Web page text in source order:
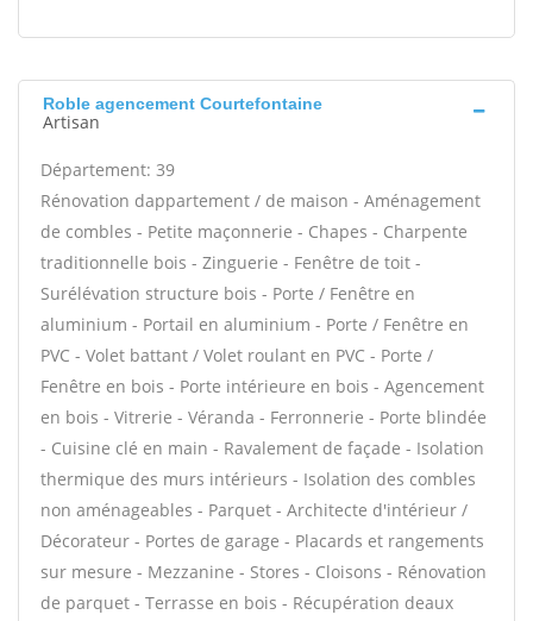
Roble agencement Courtefontaine
Artisan
Département: 39
Rénovation dappartement / de maison - Aménagement
de combles - Petite maçonnerie - Chapes - Charpente
traditionnelle bois - Zinguerie - Fenêtre de toit -
Surélévation structure bois - Porte / Fenêtre en
aluminium - Portail en aluminium - Porte / Fenêtre en
PVC - Volet battant / Volet roulant en PVC - Porte /
Fenêtre en bois - Porte intérieure en bois - Agencement
en bois - Vitrerie - Véranda - Ferronnerie - Porte blindée
- Cuisine clé en main - Ravalement de façade - Isolation
thermique des murs intérieurs - Isolation des combles
non aménageables - Parquet - Architecte d'intérieur /
Décorateur - Portes de garage - Placards et rangements
sur mesure - Mezzanine - Stores - Cloisons - Rénovation
de parquet - Terrasse en bois - Récupération deaux